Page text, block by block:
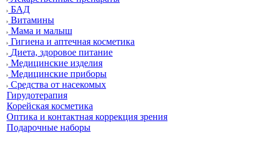
БАД
Витамины
Мама и малыш
Гигиена и аптечная косметика
Диета, здоровое питание
Медицинские изделия
Медицинские приборы
Средства от насекомых
Гирудотерапия
Корейская косметика
Оптика и контактная коррекция зрения
Подарочные наборы